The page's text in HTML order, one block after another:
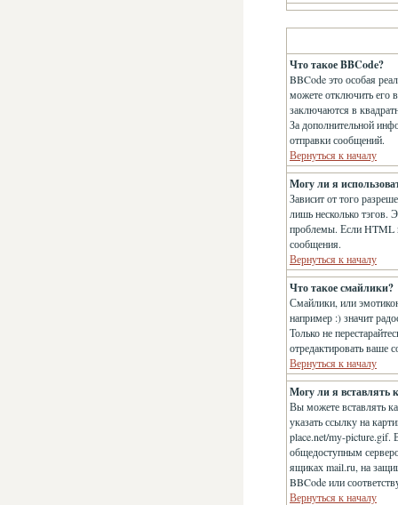
Что такое BBCode?
BBCode это особая
можете отключить его
заключаются в
За дополнительной
отправки сообщений.
Вернуться к началу
Могу ли я
Зависит от того
лишь несколько тэгов.
проблемы. Если HTML
сообщения.
Вернуться к началу
Что такое смайлики?
Смайлики, или
например :) значит
Только не
отредактировать ваше
Вернуться к началу
Могу ли я вставлять
Вы можете вставлять
указать ссылку на
place.net/my-picture.gif.
общедоступным
ящиках mail.ru, на
BBCode или
Вернуться к началу